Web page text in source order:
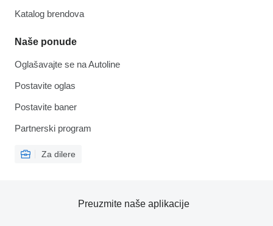
Katalog brendova
Naše ponude
Oglašavajte se na Autoline
Postavite oglas
Postavite baner
Partnerski program
Za dilere
Preuzmite naše aplikacije